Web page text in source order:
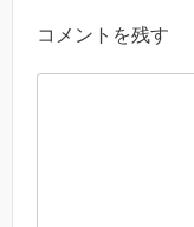
コメントを残す